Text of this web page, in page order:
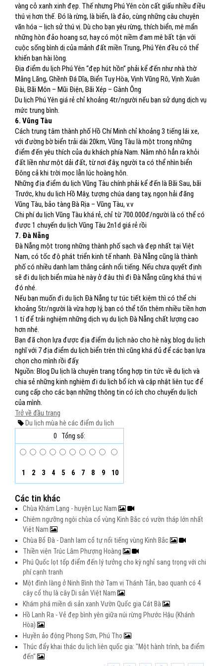
vàng cỏ xanh xinh đẹp. Thế nhưng Phú Yên còn cất giấu nhiều điều
thú vị hơn thế. Đó là rừng, là biển, là đảo, cùng những câu chuyện
văn hóa – lịch sử thú vị. Dù cho bạn yêu rừng, thích biển, mê mẩn
những hòn đảo hoang sơ, hay có một niềm đam mê bất tận với
cuộc sống bình dị của mảnh đất miền Trung, Phú Yên đều có thể
khiến bạn hài lòng.
Địa điểm du lịch Phú Yên “đẹp hút hồn” phải kể đến như nhà thờ
Mằng Lăng, Ghềnh Đá Dĩa, Biển Tuy Hòa, Vịnh Vũng Rô, Vịnh Xuân
Đài, Bãi Môn – Mũi Điện, Bãi Xép – Gành Ông
Du lịch Phú Yên giá rẻ chỉ khoảng 4tr/người nếu bạn sử dụng dịch vụ
mức trung bình.
6. Vũng Tàu
Cách trung tâm thành phố Hồ Chí Minh chỉ khoảng 3 tiếng lái xe,
với đường bờ biển trải dài 20km, Vũng Tàu là một trong những
điểm đến yêu thích của du khách phía Nam. Nằm nhô hẳn ra khỏi
đất liền như một dải đất, từ nơi đây, người ta có thể nhìn biển
Đông cả khi trời mọc lẫn lúc hoàng hôn.
Những địa điểm du lịch Vũng Tàu chính phải kể đến là Bãi Sau, bãi
Trước, khu du lịch Hồ Mây, tượng chúa dang tay, ngọn hải đăng
Vũng Tàu, bảo tàng Bà Rịa – Vũng Tàu, v.v
Chi phí du lịch Vũng Tàu khá rẻ, chỉ từ 700.000đ/người là có thể có
được 1 chuyến du lịch Vũng Tàu 2n1d giá rẻ rồi
7. Đà Nẵng
Đà Nẵng một trong những thành phố sạch và đẹp nhất tại Việt
Nam, có tốc độ phát triển kinh tế nhanh. Đà Nẵng cũng là thành
phố có nhiều danh lam thắng cảnh nổi tiếng. Nếu chưa quyết định
sẽ đi du lịch biển mùa hè này ở đâu thì đi Đà Nẵng cũng khá thú vị
đó nhé.
Nếu bạn muốn đi du lịch Đà Nẵng tự túc tiết kiệm thì có thể chi
khoảng 5tr/người là vừa hợp lý, bạn có thể tốn thêm nhiều tiền hơn
1 tí để trải nghiệm những dịch vụ du lịch Đà Nẵng chất lượng cao
hơn nhé.
Bạn đã chọn lựa được địa điểm du lịch nào cho hè này, blog du lịch
nghĩ với 7 địa điểm du lịch biển trên thì cũng khá đủ để các bạn lựa
chọn cho mình rồi đấy.
Nguồn: Blog Du lịch là chuyên trang tổng hợp tin tức về du lịch và
chia sẻ những kinh nghiệm đi du lịch bổ ích và cập nhật liên tục để
cung cấp cho các bạn những thông tin có ích cho chuyến du lịch
của mình.
Trở về đầu trang
Du lịch mùa hè các điểm du lịch
0
Tổng số:
1 2 3 4 5 6 7 8 9 10
Các tin khác
Chùa Khám Lạng - huyện Lục Nam
Chiêm ngưỡng ngôi chùa cổ vùng Kinh Bắc có vườn tháp lớn nhất
Việt Nam
Chùa Bổ Đà - Danh lam cổ tự nổi tiếng vùng Kinh Bắc
Thiền viện Trúc Lâm Phượng Hoàng
Phú Quốc lọt tốp điểm đến lý tưởng cho kỳ nghỉ sang trọng với chi
phí cạnh tranh
Một đình làng ở Ninh Bình thờ Tam vị Thánh Tản, bao quanh có 4
cây cổ thụ là cây Di sản Việt Nam
Khám phá miền di sản xanh Vườn Quốc gia Cát Bà
Hồ Lanh Ra - Vẻ đẹp bình yên giữa núi rừng Phước Hậu (Khánh
Hòa)
Huyền ảo động Phong Sơn, Phú Thọ
Thúc đẩy khai thác du lịch liên quốc gia: "Một hành trình, ba điểm
đến"